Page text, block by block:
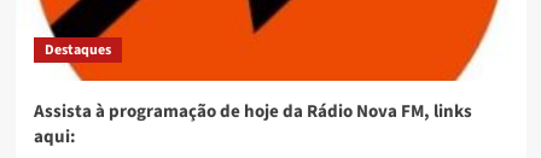
Destaques
Assista à programação de hoje da Rádio Nova FM, links
aqui: